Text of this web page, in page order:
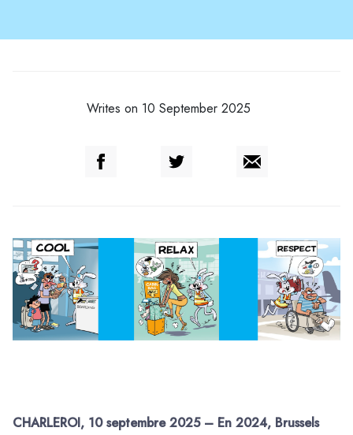
Writes on 10 September 2025
CHARLEROI, 10 septembre 2025 – En 2024, Brussels